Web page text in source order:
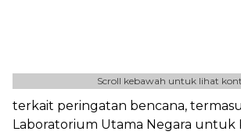
Scroll kebawah untuk lihat
terkait peringatan bencana,
Laboratorium Utama Negara untuk